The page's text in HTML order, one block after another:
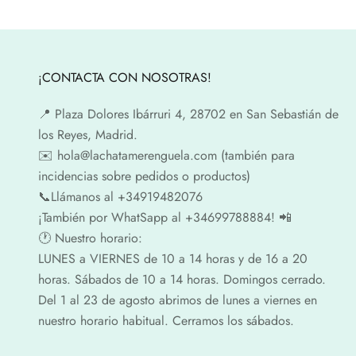
¡CONTACTA CON NOSOTRAS!
📍​ Plaza Dolores Ibárruri 4, 28702 en San Sebastián de
los Reyes, Madrid.
✉️​ hola@lachatamerenguela.com (también para
incidencias sobre pedidos o productos)
📞​​Llámanos al +34919482076
¡También por WhatSapp al +34699788884! 📲
🕐​ Nuestro horario:
LUNES a VIERNES de 10 a 14 horas y de 16 a 20
horas. Sábados de 10 a 14 horas. Domingos cerrado.
Del 1 al 23 de agosto abrimos de lunes a viernes en
nuestro horario habitual. Cerramos los sábados.